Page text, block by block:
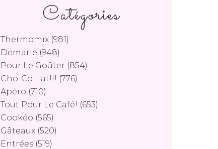
Catégories
Thermomix (981)
Demarle (948)
Pour Le Goûter (854)
Cho-Co-Lat!!! (776)
Apéro (710)
Tout Pour Le Café! (653)
Cookéo (565)
Gâteaux (520)
Entrées (519)